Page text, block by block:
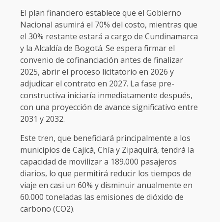
El plan financiero establece que el Gobierno
Nacional asumirá el 70% del costo, mientras que
el 30% restante estará a cargo de Cundinamarca
y la Alcaldía de Bogotá. Se espera firmar el
convenio de cofinanciación antes de finalizar
2025, abrir el proceso licitatorio en 2026 y
adjudicar el contrato en 2027. La fase pre-
constructiva iniciaría inmediatamente después,
con una proyección de avance significativo entre
2031 y 2032.
Este tren, que beneficiará principalmente a los
municipios de Cajicá, Chía y Zipaquirá, tendrá la
capacidad de movilizar a 189.000 pasajeros
diarios, lo que permitirá reducir los tiempos de
viaje en casi un 60% y disminuir anualmente en
60.000 toneladas las emisiones de dióxido de
carbono (CO2).